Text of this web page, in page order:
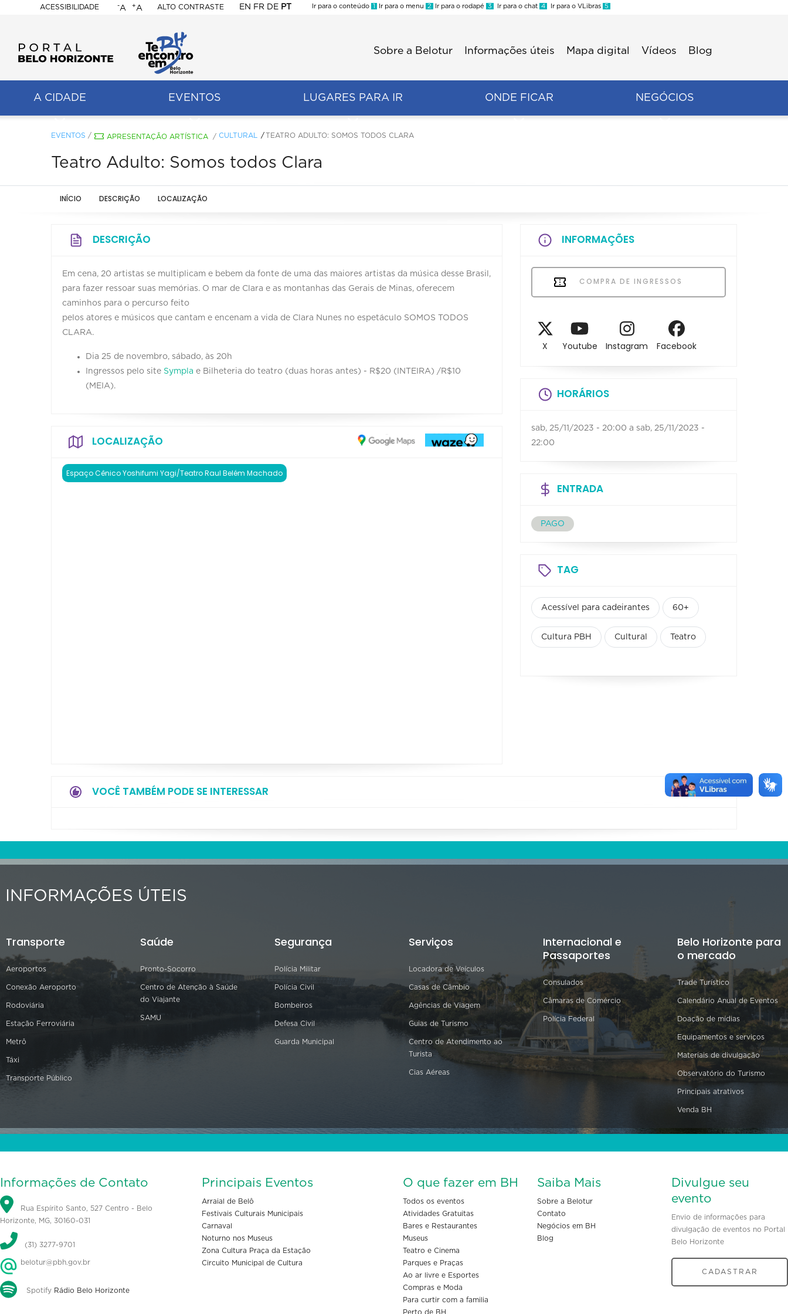
ACESSIBILIDADE
BELO
HORIZONTE
-A +A ALTO CONTRASTE EN FR DE PT
Ir para o conteúdo 1 Ir para o menu 2 Ir para o rodapé 3 Ir para o chat 4 Ir para o VLibras 5
Sobre a Belotur Informações úteis Mapa digital Vídeos Blog
A CIDADE EVENTOS LUGARES PARA IR ONDE FICAR NEGÓCIOS
EVENTOS / APRESENTAÇÃO ARTÍSTICA / CULTURAL TEATRO ADULTO: SOMOS TODOS CLARA
Teatro Adulto: Somos todos Clara
INÍCIO DESCRIÇÃO LOCALIZAÇÃO
DESCRIÇÃO
Em cena, 20 artistas se multiplicam e bebem da fonte de uma das maiores artistas da música desse Brasil,
para fazer ressoar suas memórias. O mar de Clara e as montanhas das Gerais de Minas, oferecem
caminhos para o percurso feito
pelos atores e músicos que cantam e encenam a vida de Clara Nunes no espetáculo SOMOS TODOS
CLARA.
Dia 25 de novembro, sábado, às 20h
Ingressos pelo site Sympla e Bilheteria do teatro (duas horas antes) - R$20 (INTEIRA) /R$10
(MEIA).
LOCALIZAÇÃO
Espaço Cênico Yoshifumi Yagi/Teatro Raul Belém Machado
INFORMAÇÕES
COMPRA DE INGRESSOS
X Youtube Instagram Facebook
HORÁRIOS
sab, 25/11/2023 - 20:00 a sab, 25/11/2023 -
22:00
ENTRADA
PAGO
TAG
Acessível para cadeirantes 60+
Cultura PBH Cultural Teatro
VOCÊ TAMBÉM PODE SE INTERESSAR
INFORMAÇÕES ÚTEIS
Transporte
Aeroportos
Conexão Aeroporto
Rodoviária
Estação Ferroviária
Metrô
Táxi
Transporte Público
Saúde
Pronto-Socorro
Centro de Atenção à Saúde
do Viajante
SAMU
Segurança
Polícia Militar
Polícia Civil
Bombeiros
Defesa Civil
Guarda Municipal
Serviços
Locadora de Veículos
Casas de Câmbio
Agências de Viagem
Guias de Turismo
Centro de Atendimento ao
Turista
Cias Aéreas
Internacional e
Passaportes
Consulados
Câmaras de Comércio
Polícia Federal
Belo Horizonte para
o mercado
Trade Turístico
Calendário Anual de Eventos
Doação de mídias
Equipamentos e serviços
Materiais de divulgação
Observatório do Turismo
Principais atrativos
Venda BH
Informações de Contato
Rua Espírito Santo, 527 Centro - Belo
Horizonte, MG, 30160-031
(31) 3277-9701
belotur@pbh.gov.br
Spotify Rádio Belo Horizonte
Principais Eventos
Arraial de Belô
Festivais Culturais Municipais
Carnaval
Noturno nos Museus
Zona Cultura Praça da Estação
Circuito Municipal de Cultura
O que fazer em BH
Todos os eventos
Atividades Gratuitas
Bares e Restaurantes
Museus
Teatro e Cinema
Parques e Praças
Ao ar livre e Esportes
Compras e Moda
Para curtir com a familia
Perto de BH
Saiba Mais
Sobre a Belotur
Contato
Negócios em BH
Blog
Divulgue seu
evento
Envio de informações para
divulgação de eventos no Portal
Belo Horizonte
CADASTRAR